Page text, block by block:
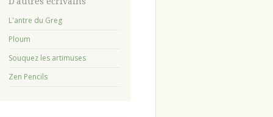
L'antre du Greg
Ploum
Souquez les artimuses
Zen Pencils